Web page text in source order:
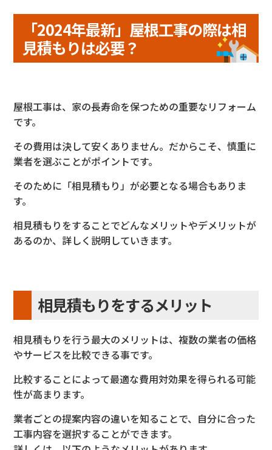
「2024年最新」屋根工事の際は相
見積もりは必要？
屋根工事は、家の長寿命を保つための重要なリフォーム
です。
その費用は決して安くありません。だからこそ、慎重に
業者を選ぶことがポイントです。
そのために「相見積もり」が必要となる場合もありま
す。
相見積もりをすることでどんなメリットやデメリットが
あるのか、詳しく説明していきます。
相見積もりをするメリット
相見積もりを行う最大のメリットは、複数の業者の価格
やサービスを比較できる事です。
比較することによって最適な費用対効果を得られる可能
性が高まります。
業者ごとの提案内容の違いを知ることで、自分に合った
工事内容を選択することができます。